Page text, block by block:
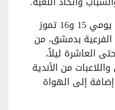
وتقام منافسات البطولة يومي 15 و16 تموز
بدمشق، من
العاشرة ليلاً،
من الأندية
إلى الهواة